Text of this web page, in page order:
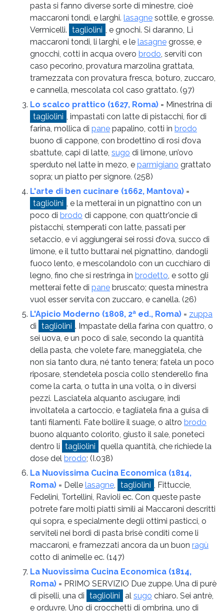
pasta si fanno diverse sorte di minestre, cioè
maccaroni tondi, e larghi. lasagne sottile, e grosse.
Vermicelli. tagliolini , e gnochi. Si daranno, Li
maccaroni tondi, li larghi, e le lasagne grosse, e
gnocchi, cotti in acqua overo brodo, serviti con
caso pecorino, provatura marzolina grattata,
tramezzata con provatura fresca, boturo, zuccaro,
e cannella, mescolata col caso grattato. (97)
Lo scalco prattico (1627, Roma) = Minestrina di
tagliolini , impastati con latte di pistacchi, fior di
farina, mollica di pane papalino, cotti in brodo
buono di cappone, con brodettino di rosi d’ova
sbattute, capi di latte, sugo di limone, un’ovo
sperduto nel latte in mezo, e parmigiano grattato
sopra; un piatto per signore. (258)
L'arte di ben cucinare (1662, Mantova) =
tagliolini , e la metterai in un pignattino con un
poco di brodo di cappone, con quattr’oncie di
pistacchi, stemperati con latte, passati per
setaccio, e vi aggiungerai sei rossi d’ova, succo di
limone, e il tutto buttarai nel pignattino, dandogli
fuoco lento, e mescolandolo con un cucchiaro di
legno, fino che si restringa in brodetto, e sotto gli
metterai fette di pane bruscato; questa minestra
vuol esser servita con zuccaro, e canella. (26)
L'Apicio Moderno (1808, 2ª ed., Roma) = zuppa
di tagliolini . Impastate della farina con quattro, o
sei uova, e un poco di sale, secondo la quantità
della pasta, che volete fare, maneggiatela, che
non sia tanto dura, né tanto tenera; fatela un poco
riposare, stendetela poscia collo stenderello fina
come la carta, o tutta in una volta, o in diversi
pezzi. Lasciatela alquanto asciugare, indi
involtatela a cartoccio, e tagliatela fina a guisa di
tanti filamenti. Fate bollire il suage, o altro brodo
buono alquanto colorito, giusto il sale, poneteci
dentro li tagliolini quella quantità, che richiede la
dose del brodo; (I.038)
La Nuovissima Cucina Economica (1814,
Roma) = Delle lasagne, tagliolini , Fittuccie,
Fedelini, Tortellini, Ravioli ec. Con queste paste
potrete fare molti piatti simili ai Maccaroni descritti
qui sopra, e specialmente degli ottimi pasticci, o
serviteli nei bordi di pasta brisè conditi come li
maccaroni, e framezzati ancora da un buon ragù
cotto di animelle ec. (147)
La Nuovissima Cucina Economica (1814,
Roma) = PRIMO SERVIZIO Due zuppe. Una di purè
di piselli, una di tagliolini al sugo chiaro. Sei antrè,
e orduvre. Uno di crocchetti di ombrina, uno di